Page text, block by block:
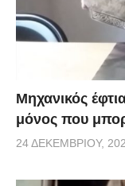
Μηχανικός
μόνος που
24 ΔΕΚΕΜΒΡΊΟΥ,